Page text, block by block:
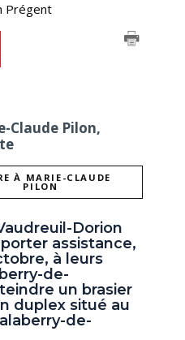
Prégent
Claude Pilon,
À MARIE-CLAUDE
PILON
Dorion
assistance,
à leurs
de-
un brasier
duplex situé au
de-